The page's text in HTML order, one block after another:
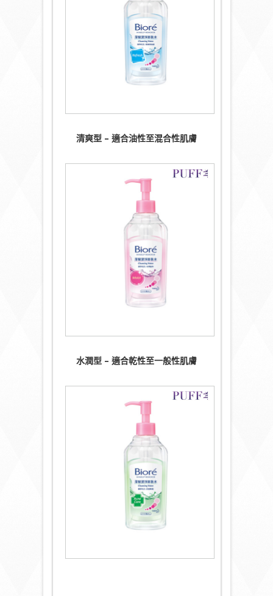
清爽型 – 適合油性至混合性肌膚
水潤型 – 適合乾性至一般性肌膚